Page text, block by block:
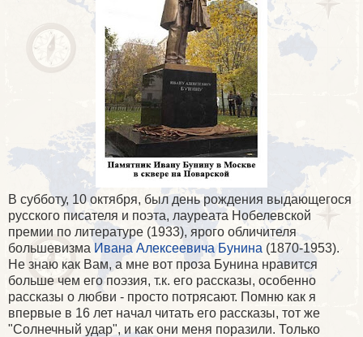
В субботу, 10 октября, был день рождения выдающегося
русского писателя и поэта, лауреата Нобелевской
премии по литературе (1933), ярого обличителя
большевизма Ивана Алексеевича Бунина (1870-1953).
Не знаю как Вам, а мне вот проза Бунина нравится
больше чем его поэзия, т.к. его рассказы, особенно
рассказы о любви - просто потрясают. Помню как я
впервые в 16 лет начал читать его рассказы, тот же
"Солнечный удар", и как они меня поразили. Только